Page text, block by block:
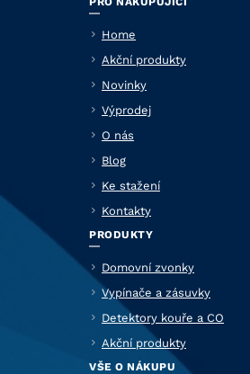
Home
Akční produkty
Novinky
Výprodej
O nás
Blog
Ke stažení
Kontakty
PRODUKTY
Domovní zvonky
Vypínače a zásuvky
Detektory kouře a CO
Akční produkty
VŠE O NÁKUPU